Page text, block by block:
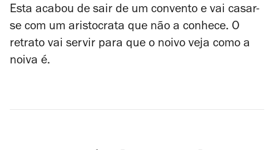
Esta acabou de sair de um convento e vai casar-
se com um aristocrata que não a conhece. O
retrato vai servir para que o noivo veja como a
noiva é.